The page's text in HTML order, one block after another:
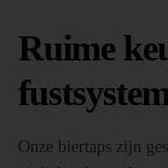
Ruime
Onze biertaps zijn